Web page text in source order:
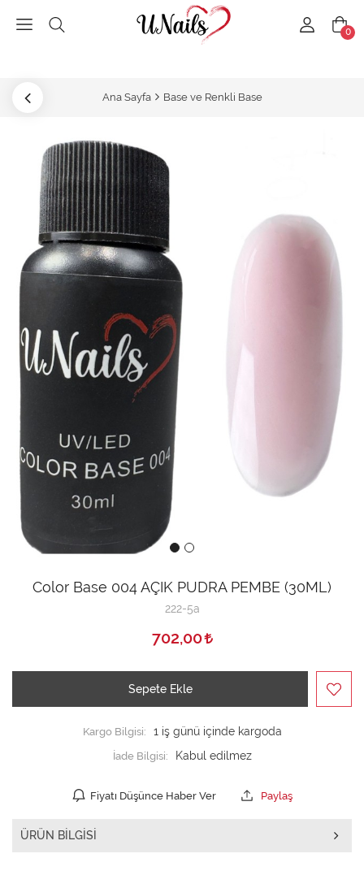
0
Ana Sayfa Base ve Renkli Base
Color Base 004 AÇIK PUDRA PEMBE (30ML)
222-5a
702,00
Sepete Ekle
Kargo Bilgisi:
1 iş günü içinde kargoda
İade Bilgisi:
Fiyatı Düşünce Haber Ver Paylaş
ÜRÜN BILGISI